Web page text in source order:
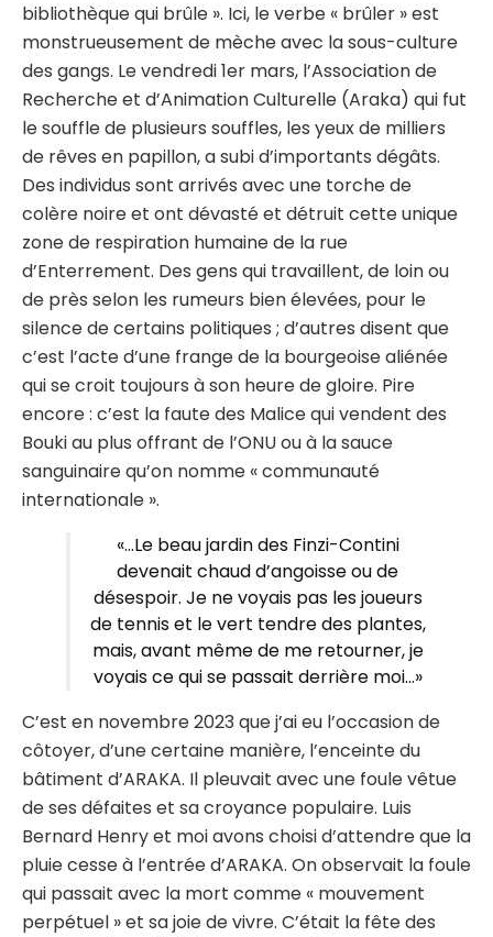
bibliothèque qui brûle ». Ici, le verbe « brûler » est
monstrueusement de mèche avec la sous-culture
des gangs. Le vendredi 1er mars, l’Association de
Recherche et d’Animation Culturelle (Araka) qui fut
le souffle de plusieurs souffles, les yeux de milliers
de rêves en papillon, a subi d’importants dégâts.
Des individus sont arrivés avec une torche de
colère noire et ont dévasté et détruit cette unique
zone de respiration humaine de la rue
d’Enterrement. Des gens qui travaillent, de loin ou
de près selon les rumeurs bien élevées, pour le
silence de certains politiques ; d’autres disent que
c’est l’acte d’une frange de la bourgeoise aliénée
qui se croit toujours à son heure de gloire. Pire
encore : c’est la faute des Malice qui vendent des
Bouki au plus offrant de l’ONU ou à la sauce
sanguinaire qu’on nomme « communauté
internationale ».
«…Le beau jardin des Finzi-Contini
devenait chaud d’angoisse ou de
désespoir. Je ne voyais pas les joueurs
de tennis et le vert tendre des plantes,
mais, avant même de me retourner, je
voyais ce qui se passait derrière moi…»
C’est en novembre 2023 que j’ai eu l’occasion de
côtoyer, d’une certaine manière, l’enceinte du
bâtiment d’ARAKA. Il pleuvait avec une foule vêtue
de ses défaites et sa croyance populaire. Luis
Bernard Henry et moi avons choisi d’attendre que la
pluie cesse à l’entrée d’ARAKA. On observait la foule
qui passait avec la mort comme « mouvement
perpétuel » et sa joie de vivre. C’était la fête des